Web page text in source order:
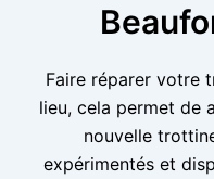
Faire réparer votre
lieu, cela permet de
nouvelle
expérimentés et